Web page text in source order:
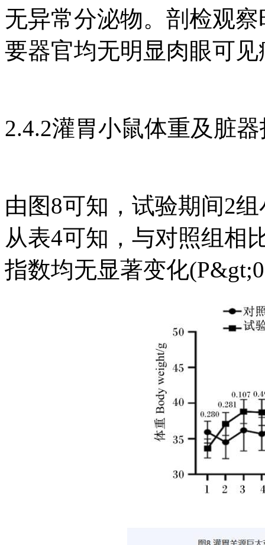
无异常分泌物。剖检观
要器官均无明显肉眼可
2.4.2灌胃小鼠体重及脏
由图8可知，试验期间2
从表4可知，与对照组相
指数均无显著变化